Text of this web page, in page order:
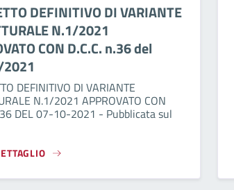
DEFINITIVO DI VARIANTE
N.1/2021
CON D.C.C. n.36 del
DEFINITIVO DI VARIANTE
N.1/2021 APPROVATO CON
DEL 07-10-2021 - Pubblicata sul